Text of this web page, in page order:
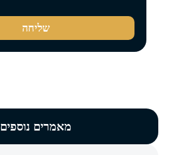
שליחה
מאמרים נוספים